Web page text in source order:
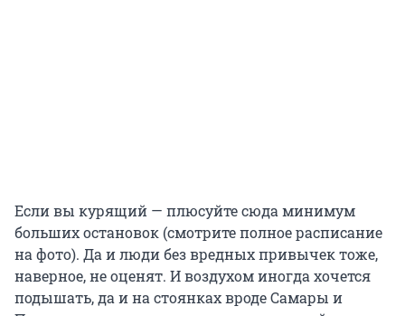
Если вы курящий — плюсуйте сюда минимум
больших остановок (смотрите полное расписание
на фото). Да и люди без вредных привычек тоже,
наверное, не оценят. И воздухом иногда хочется
подышать, да и на стоянках вроде Самары и